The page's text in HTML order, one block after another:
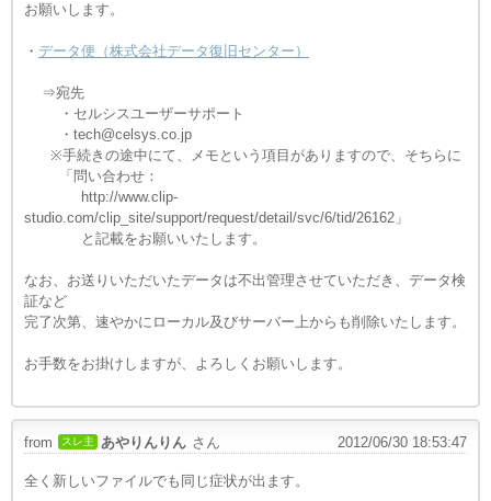
お願いします。
・ データ便（株式会社データ復旧センター）
⇒宛先
・セルシスユーザーサポート
・tech@celsys.co.jp
※手続きの途中にて、メモという項目がありますので、そちらに
「問い合わせ：
http://www.clip-
studio.com/clip_site/support/request/detail/svc/6/tid/26162 」
と記載をお願いいたします。
なお、お送りいただいたデータは不出管理させていただき、データ検
証など
完了次第、速やかにローカル及びサーバー上からも削除いたします。
お手数をお掛けしますが、よろしくお願いします。
from スレ主 あやりんりん さん 2012/06/30 18:53:47
全く新しいファイルでも同じ症状が出ます。